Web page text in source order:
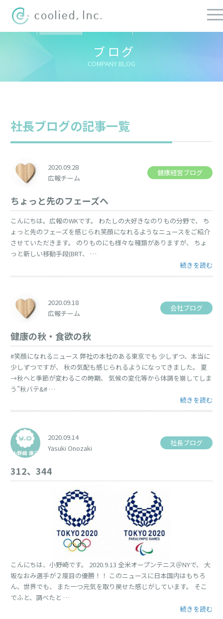
ブログ
COMPANY BLOG
ての記事
社長ブログの記事一覧
2020.09.28
広報チーム
健康経営ブログ
ちょっと先のフェーズへ
こんにちは。広報のWKです。 わたしの大好きなのりもの分野で、 ち
ょっと先のフェーズを感じられ笑顔になれるようなニュースをご紹介
させていただきます。 のりものにも様々な種類がありますが、 ちょ
っと新しい移動手段(BRT、 …
“ちょっと先
続きを読む
2020.09.18
広報チーム
会社ブログ
健康の秋・食欲の秋
#笑顔になれるニュース 弊社の本社のある東京でも 少しずつ、本当に
少しずつですが、 秋の気配も感じられるようになってきました。 夏
→秋へと季節が変わるこの時期、 気候の変化等から体調を崩してしま
う”秋バテ&# …
“健康の秋・
続きを読む
2020.09.14
Yasuki Onozaki
社長ブログ
312、344
こんにちは、小野崎です。 2020.9.13 全米オープンテニス＠NYで、 大
坂なおみ選手が２度目の優勝！！ このニュースに日本国内はもちろ
ん、世界でも、 また一つ元気を取り戻せた感じがしています。 そこ
でふと、調べたと …
“312、344” の
続きを読む